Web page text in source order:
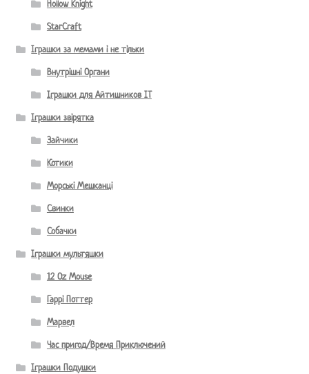
Hollow Knight
StarCraft
Іграшки за мемами і не тільки
Внутрішні Органи
Іграшки для Айтишников IT
Іграшки звірятка
Зайчики
Котики
Морські Мешканці
Свинки
Собачки
Іграшки мультяшки
12 Oz Mouse
Гаррі Поттер
Марвел
Час пригод/Время Приключений
Іграшки Подушки